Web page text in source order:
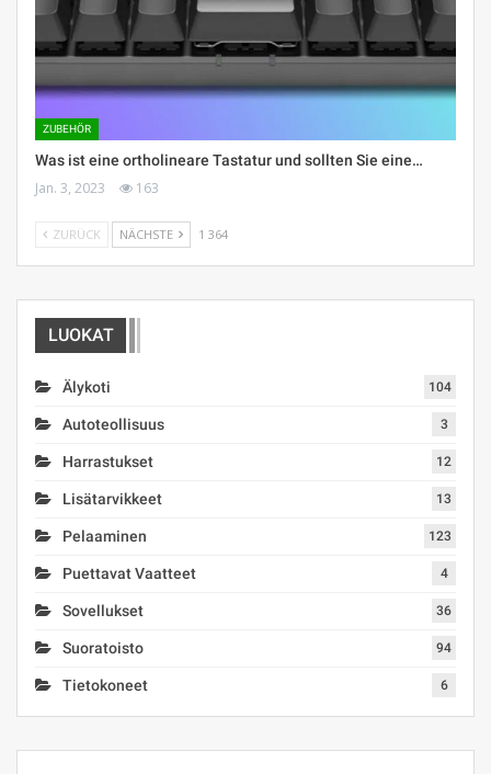
ZUBEHÖR
Was ist eine ortholineare Tastatur und sollten Sie eine…
Jan. 3, 2023 163
ZURÜCK NÄCHSTE 1 364
LUOKAT
Älykoti 104
Autoteollisuus 3
Harrastukset 12
Lisätarvikkeet 13
Pelaaminen 123
Puettavat Vaatteet 4
Sovellukset 36
Suoratoisto 94
Tietokoneet 6